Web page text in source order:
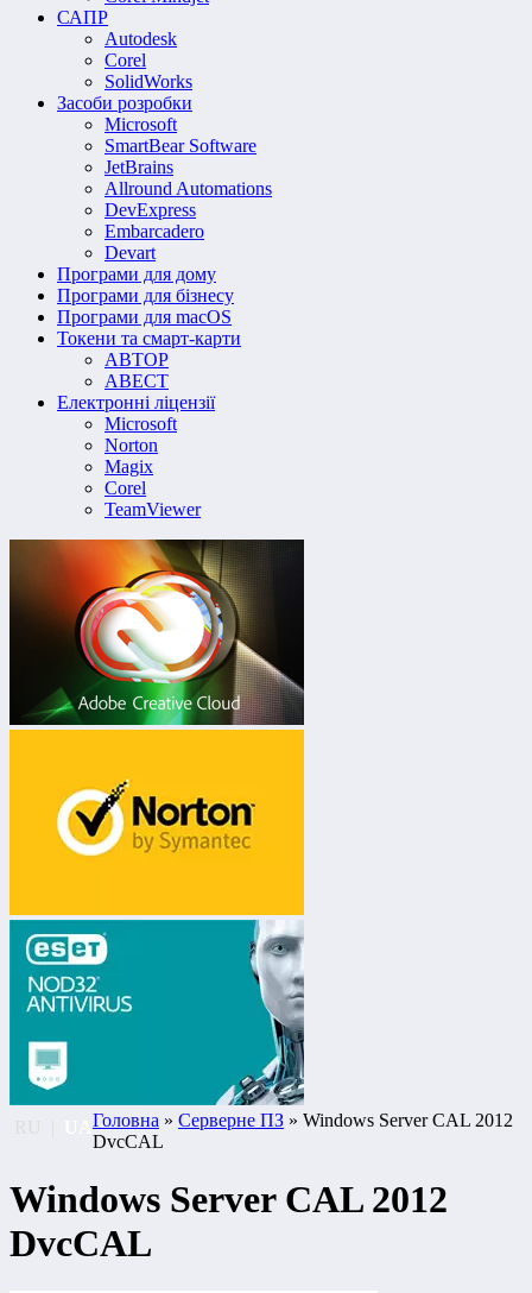
САПР
Autodesk
Corel
SolidWorks
Засоби розробки
Microsoft
SmartBear Software
JetBrains
Allround Automations
DevExpress
Embarcadero
Devart
Програми для дому
Програми для бізнесу
Програми для macOS
Токени та смарт-карти
АВТОР
АВЕСТ
Електронні ліцензії
Microsoft
Norton
Magix
Corel
TeamViewer
Головна » Серверне ПЗ » Windows Server CAL 2012
DvcCAL
Windows Server CAL 2012
DvcCAL